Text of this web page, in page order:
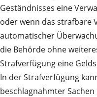
Geständnisses eine
oder wenn das strafbare
automatischer
die Behörde ohne
Strafverfügung eine
In der Strafverfügung
beschlagnahmter